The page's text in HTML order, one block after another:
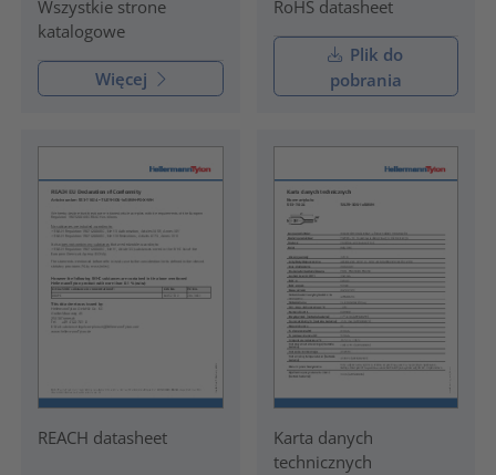
Wszystkie strone
katalogowe
Więcej
RoHS datasheet
Plik do
pobrania
REACH datasheet
Karta danych
technicznych